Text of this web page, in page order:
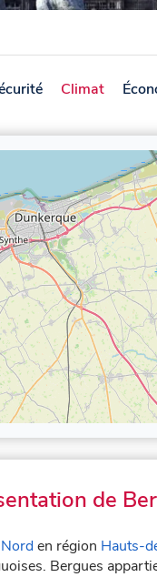
Climat
de
en région Hauts-
Bergues